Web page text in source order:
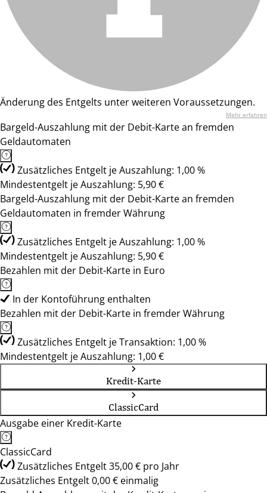
Änderung des Entgelts unter weiteren Voraussetzungen.
Mehr erfahren
Bargeld-Auszahlung mit der Debit-Karte an fremden
Geldautomaten
Zusätzliches Entgelt je Auszahlung: 1,00 %
Mindestentgelt je Auszahlung: 5,90 €
Bargeld-Auszahlung mit der Debit-Karte an fremden
Geldautomaten in fremder Währung
Zusätzliches Entgelt je Auszahlung: 1,00 %
Mindestentgelt je Auszahlung: 5,90 €
Bezahlen mit der Debit-Karte in Euro
In der Kontoführung enthalten
Bezahlen mit der Debit-Karte in fremder Währung
Zusätzliches Entgelt je Transaktion: 1,00 %
Mindestentgelt je Auszahlung: 1,00 €
Kredit-Karte
ClassicCard
Ausgabe einer Kredit-Karte
ClassicCard
Zusätzliches Entgelt 35,00 € pro Jahr
Zusätzliches Entgelt 0,00 € einmalig